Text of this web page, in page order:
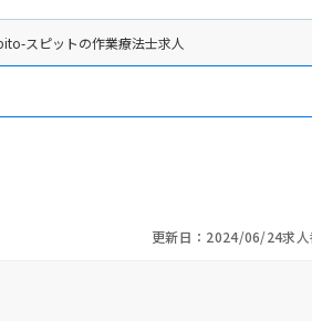
スピットの作業療法士求人
更新日：2024/06/24求